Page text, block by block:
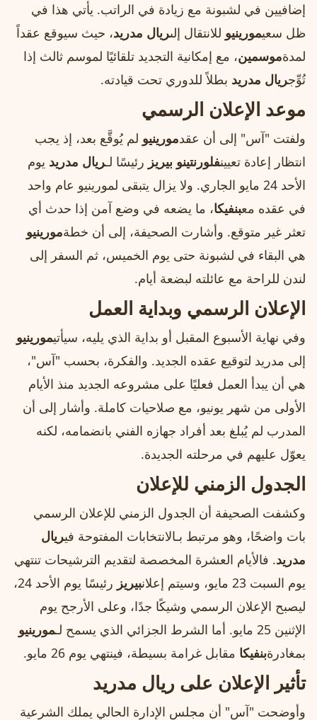
إضافيين في لشبونة مع زيادة في الراتب. يأتي هذا في
ظل سعيمورينيو للانتقال إلىريال مدريد، حيث سيوقع عقداً
لمدةموسمين، مع إمكانية التجديد تلقائيًا لموسم ثالث إذا
تُوِّجريال مدريد بطلاً للدوري تحت قيادته.
موعد الإعلان الرسمي
ولفتت "آس" إلى أن عقدمورينيو لم يُوقَّع بعد، إذ يجب
انتظار إعادة تعيينفلورنتينو بيريز رئيسًا لـريال مدريد يوم
الأحد 24 مايو الجاري. ولا يزال يتبقى لمورينيو عام واحد
في عقده معبنفيكا، ما يضعه في وضع آمن إذا حدث أي
تعثر غير متوقع. وأشارت الصحيفة، إلى أن خطةمورينيو
هي البقاء في لشبونة حتى يوم الخميس، ثم السفر إلى
لندن للراحة مع عائلته لبضعة أيام.
الإعلان الرسمي وبداية العمل
وفي نهاية الأسبوع المقبل أو بداية الذي يليه، سيأتيمورينيو
إلى مدريد لتوقيع عقده الجديد. والفكرة، بحسب "آس"،
هي أن يبدأ العمل فعليًا على مشروعه الجديد منذ الأيام
الأولى من شهر يونيو، مع صلاحيات كاملة. وأشار إلى أن
المدرب لم يُبلغ بعد أفراد جهازه الفني بانضمامه، لكنه
يعوّل عليهم في مرحلته الجديدة.
الجدول الزمني للإعلان
وكشفت الصحيفة أن الجدول الزمني للإعلان الرسمي
بات واضحًا، وهو مرتبط بـالانتخابات المفتوحة فيريال
مدريد. فالأيام العشرة المخصصة لتقديم الترشيحات تنتهي
يوم السبت 23 مايو، وسيتم إعلان
بيريز
رئيسًا يوم الأحد 24،
ليصبح الإعلان الرسمي وشيكًا جدًا، وعلى الأرجح يوم
الإثنين 25 مايو. أما الشرط الجزائي الذي يسمح لـ
مورينيو
بمغادرةبنفيكا مقابل غرامة بسيطة، فينتهي يوم 26 مايو.
تأثير الإعلان على ريال مدريد
وأوضحت "آس" أن مجلس الإدارة الحالي يملك الشرعية